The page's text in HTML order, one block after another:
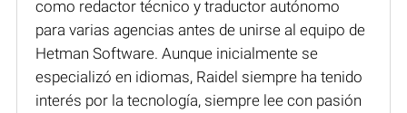
como redactor técnico y traductor autónomo
para varias agencias antes de unirse al equipo de
Hetman Software. Aunque inicialmente se
especializó en idiomas, Raidel siempre ha tenido
interés por la tecnología, siempre lee con pasión